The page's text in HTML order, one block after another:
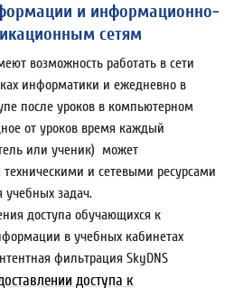
и информационно-
сетям
возможность работать в сети
информатики и ежедневно в
после уроков в компьютерном
от уроков время каждый
или ученик) может
техническими и сетевыми ресурсами
задач.
доступа обучающихся к
в учебных кабинетах
фильтрация SkyDNS
доступа к